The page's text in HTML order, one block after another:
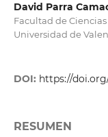
David Parra
Facultad de
Universidad de
DOI: https://doi.org/
RESUMEN